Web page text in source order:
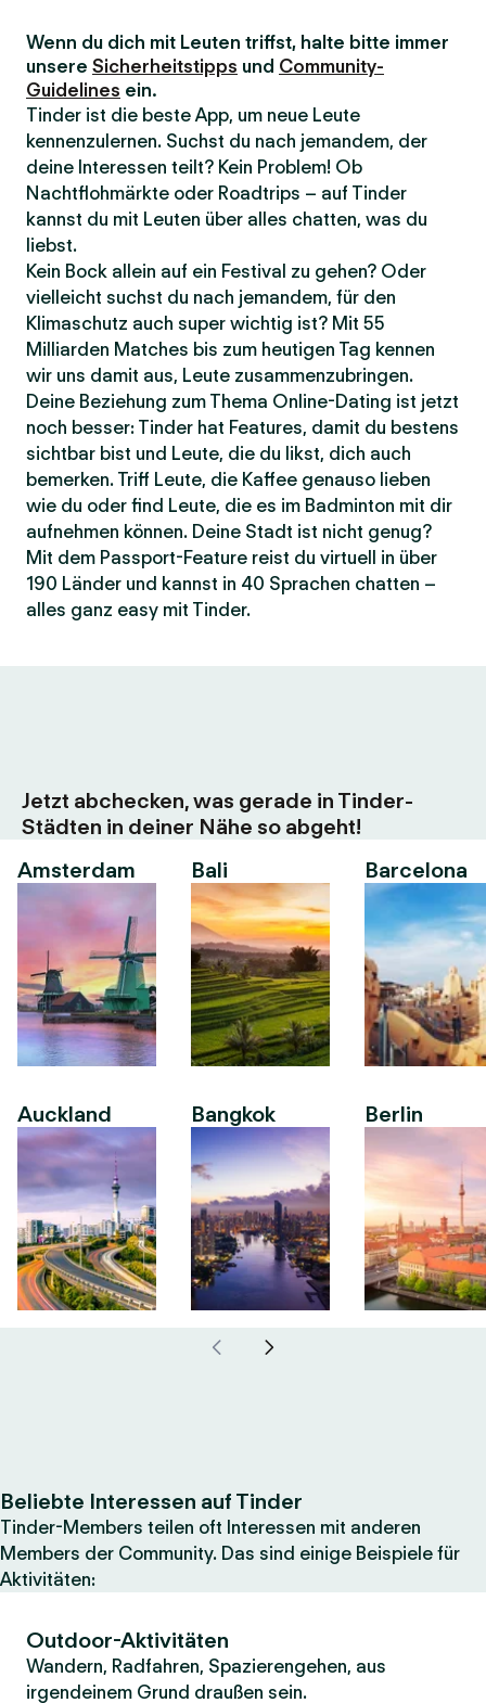
Wenn du dich mit Leuten triffst, halte bitte immer
unsere Sicherheitstipps und Community-
Guidelines ein.
Tinder ist die beste App, um neue Leute
kennenzulernen. Suchst du nach jemandem, der
deine Interessen teilt? Kein Problem! Ob
Nachtflohmärkte oder Roadtrips – auf Tinder
kannst du mit Leuten über alles chatten, was du
liebst.
Kein Bock allein auf ein Festival zu gehen? Oder
vielleicht suchst du nach jemandem, für den
Klimaschutz auch super wichtig ist? Mit 55
Milliarden Matches bis zum heutigen Tag kennen
wir uns damit aus, Leute zusammenzubringen.
Deine Beziehung zum Thema Online-Dating ist jetzt
noch besser: Tinder hat Features, damit du bestens
sichtbar bist und Leute, die du likst, dich auch
bemerken. Triff Leute, die Kaffee genauso lieben
wie du oder find Leute, die es im Badminton mit dir
aufnehmen können. Deine Stadt ist nicht genug?
Mit dem Passport-Feature reist du virtuell in über
190 Länder und kannst in 40 Sprachen chatten –
alles ganz easy mit Tinder.
Jetzt abchecken, was gerade in Tinder-
Städten in deiner Nähe so abgeht!
Amsterdam
Auckland
Bali
Bangkok
Barcelona
Berlin
Beliebte Interessen auf Tinder
Tinder-Members teilen oft Interessen mit anderen
Members der Community. Das sind einige Beispiele für
Aktivitäten:
Outdoor-Aktivitäten
Wandern, Radfahren, Spazierengehen, aus
irgendeinem Grund draußen sein.